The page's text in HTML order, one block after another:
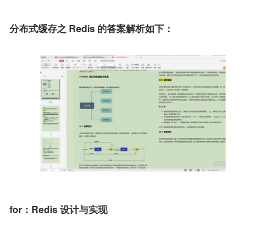
分布式缓存之 Redis 的答案解析如下：
for：Redis 设计与实现